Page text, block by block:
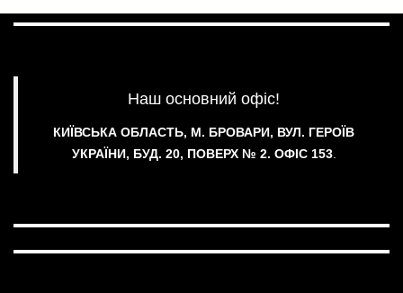
Наш основний офіс!
КИЇВСЬКА ОБЛАСТЬ, М. БРОВАРИ, ВУЛ. ГЕРОЇВ
УКРАЇНИ, БУД. 20, ПОВЕРХ № 2. ОФІС 153.